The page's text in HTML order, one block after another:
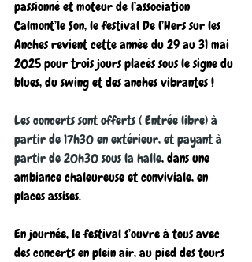
passionné et moteur de l’association
Calmont’le Son, le festival De l’Hers sur les
Anches revient cette année du 29 au 31 mai
2025 pour trois jours placés sous le signe du
blues, du swing et des anches vibrantes !
Les concerts sont offerts ( Entrée libre) à
partir de 17h30 en extérieur, et payant à
partir de 20h30 sous la halle, dans une
ambiance chaleureuse et conviviale, en
places assises.
En journée, le festival s’ouvre à tous avec
des concerts en plein air, au pied des tours